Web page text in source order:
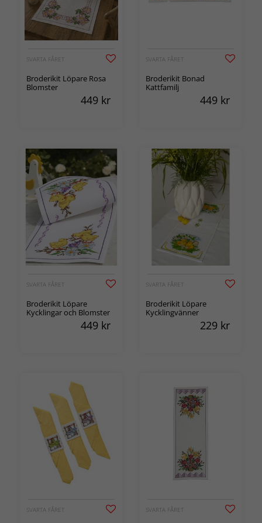
SVARTA FÅRET
Broderikit Löpare Rosa
Blomster
449 kr
SVARTA FÅRET
Broderikit Bonad
Kattfamilj
449 kr
SVARTA FÅRET
Broderikit Löpare
Kycklingar och Blomster
449 kr
SVARTA FÅRET
Broderikit Löpare
Kycklingvänner
229 kr
SVARTA FÅRET SVARTA FÅRET